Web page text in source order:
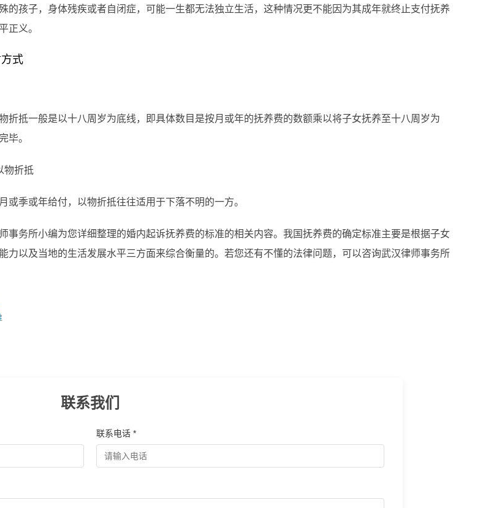
的孩子，身体残疾或者自闭症，可能一生都无法独立生活，这种情况更不能因为其成年就终止支付抚养
正义。
式
抵一般是以十八周岁为底线，即具体数目是按月或年的抚养费的数额乘以将子女抚养至十八周岁为
毕。
折抵
季或年给付，以物折抵往往适用于下落不明的一方。
务所小编为您详细整理的婚内起诉抚养费的标准的相关内容。我国抚养费的确定标准主要是根据子女
力以及当地的生活发展水平三方面来综合衡量的。若您还有不懂的法律问题，可以咨询武汉律师事务所
联系我们
联系电话 *